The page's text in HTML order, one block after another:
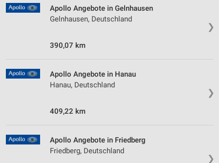
❯
Apollo Angebote in Gelnhausen
Gelnhausen, Deutschland
390,07 km
❯
Apollo Angebote in Hanau
Hanau, Deutschland
409,22 km
❯
Apollo Angebote in Friedberg
Friedberg, Deutschland